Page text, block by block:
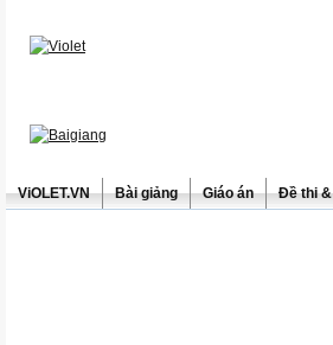
ViOLET.VN Bài giảng Giáo án Đề thi